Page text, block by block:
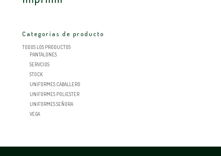
Categorías de producto
TODOS LOS PRODUCTOS
PANTALONES
SERVCIOS
STOCK
UNIFORMES CABALLERO
UNIFORMES POLIESTER
UNIFORMES SEÑORA
VEGA